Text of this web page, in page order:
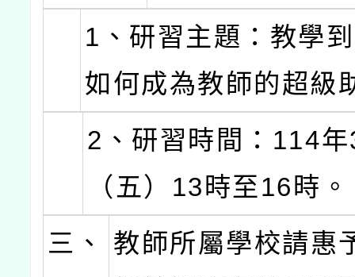
1、研習主題：教學
如何成為教師的超級
2、研習時間：114
（五）13時至16時。
三、
教師所屬學校請惠